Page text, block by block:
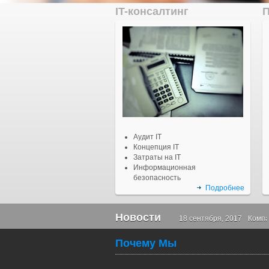
IT-консалтинг
Аудит IT
Концепция IT
Затраты на IT
Информационная
безопасность
Подробнее
Новости 18 сентября, 2017
Почему Мы